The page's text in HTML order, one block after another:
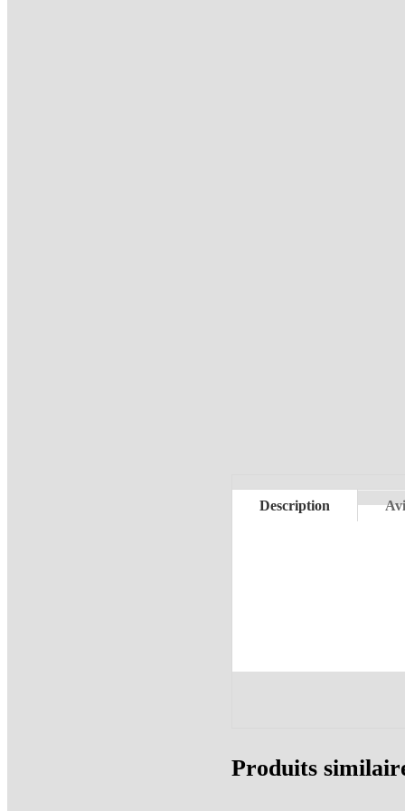
Description
Produits